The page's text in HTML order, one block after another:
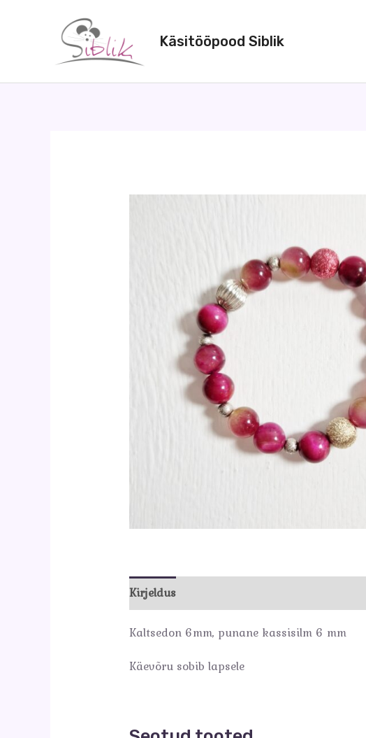
Käsitööpood Siblik
Kirjeldus
Kaltsedon 6mm, punane kassisilm 6 mm
Käevõru sobib lapsele